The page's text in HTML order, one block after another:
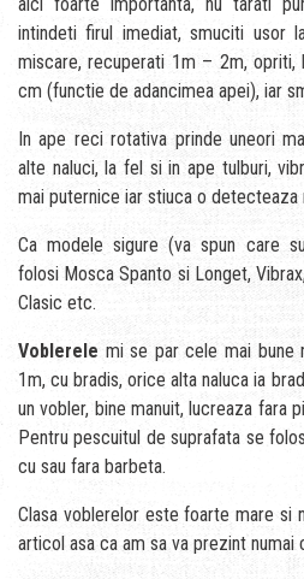
intindeti firul imediat, smuciti usor
miscare, recuperati 1m – 2m, opriti,
cm (functie de adancimea apei), iar
In ape reci rotativa prinde uneori
alte naluci, la fel si in ape tulburi,
mai puternice iar stiuca o detecteaza
Ca modele sigure (va spun care
folosi Mosca Spanto si Longet,
Clasic etc.
Voblerele mi se par cele mai bune
1m, cu bradis, orice alta naluca ia
un vobler, bine manuit, lucreaza fara
Pentru pescuitul de suprafata se
cu sau fara barbeta.
Clasa voblerelor este foarte mare si
articol asa ca am sa va prezint numai